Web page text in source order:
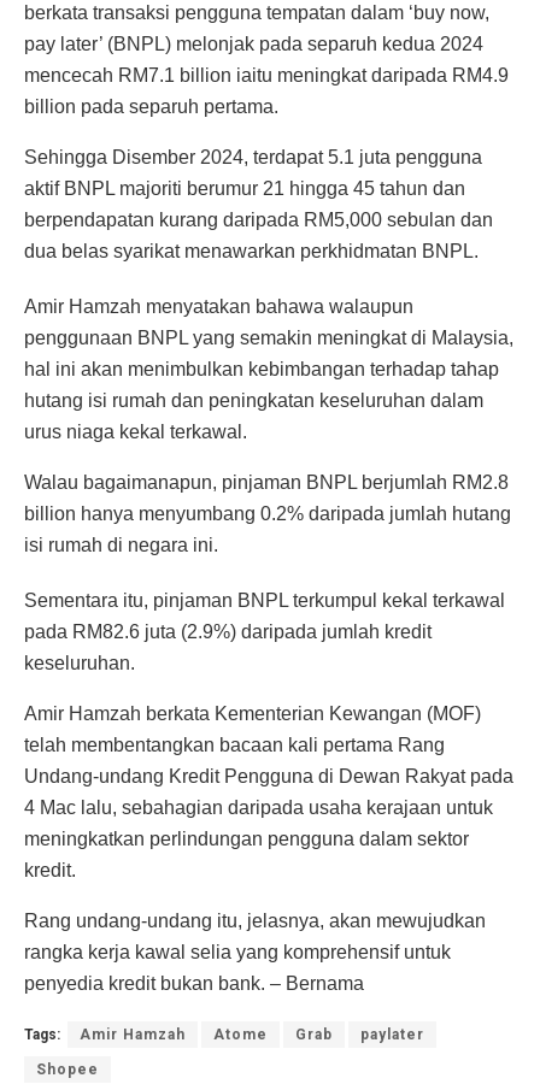
berkata transaksi pengguna tempatan dalam ‘buy now,
pay later’ (BNPL) melonjak pada separuh kedua 2024
mencecah RM7.1 billion iaitu meningkat daripada RM4.9
billion pada separuh pertama.
Sehingga Disember 2024, terdapat 5.1 juta pengguna
aktif BNPL majoriti berumur 21 hingga 45 tahun dan
berpendapatan kurang daripada RM5,000 sebulan dan
dua belas syarikat menawarkan perkhidmatan BNPL.
Amir Hamzah menyatakan bahawa walaupun
penggunaan BNPL yang semakin meningkat di Malaysia,
hal ini akan menimbulkan kebimbangan terhadap tahap
hutang isi rumah dan peningkatan keseluruhan dalam
urus niaga kekal terkawal.
Walau bagaimanapun, pinjaman BNPL berjumlah RM2.8
billion hanya menyumbang 0.2% daripada jumlah hutang
isi rumah di negara ini.
Sementara itu, pinjaman BNPL terkumpul kekal terkawal
pada RM82.6 juta (2.9%) daripada jumlah kredit
keseluruhan.
Amir Hamzah berkata Kementerian Kewangan (MOF)
telah membentangkan bacaan kali pertama Rang
Undang-undang Kredit Pengguna di Dewan Rakyat pada
4 Mac lalu, sebahagian daripada usaha kerajaan untuk
meningkatkan perlindungan pengguna dalam sektor
kredit.
Rang undang-undang itu, jelasnya, akan mewujudkan
rangka kerja kawal selia yang komprehensif untuk
penyedia kredit bukan bank. – Bernama
Tags: Amir Hamzah Atome Grab paylater
Shopee